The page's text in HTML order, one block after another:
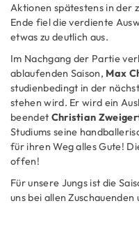
Aktionen spätestens in der
Ende fiel die verdiente
etwas zu deutlich aus.
Im Nachgang der Partie
ablaufenden Saison, Max
studienbedingt in der
stehen wird. Er wird ein
beendet Christian
Studiums seine
für ihren Weg alles Gute!
offen!
Für unsere Jungs ist die
uns bei allen